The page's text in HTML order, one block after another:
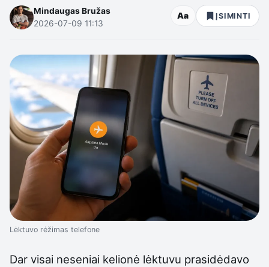
Mindaugas Bružas
2026-07-09 11:13
Aa ĮSIMINTI
Lėktuvo rėžimas telefone
Dar visai neseniai kelionė lėktuvu prasidėdavo